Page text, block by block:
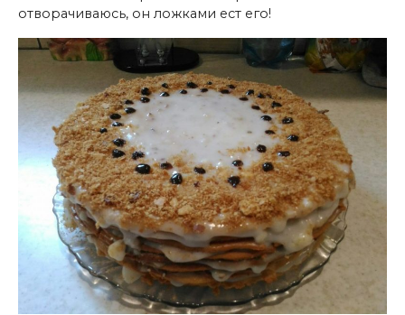
отворачиваюсь, он ложками ест его!